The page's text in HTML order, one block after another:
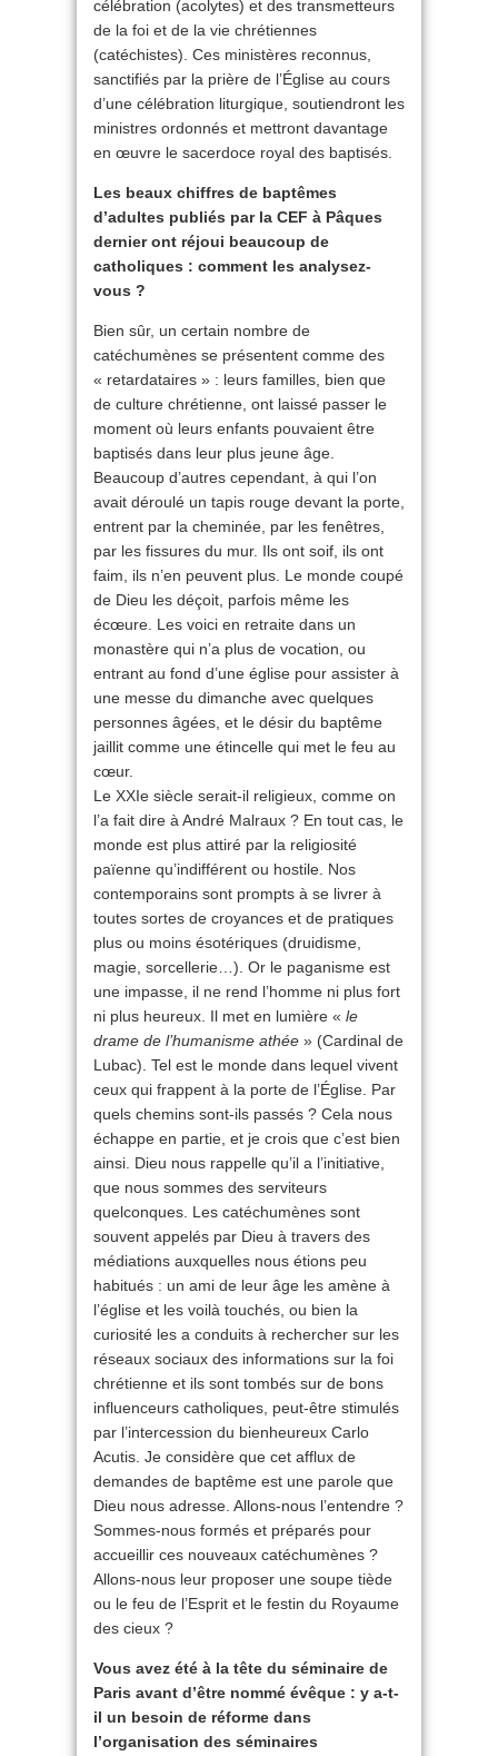
célébration (acolytes) et des transmetteurs
de la foi et de la vie chrétiennes
(catéchistes). Ces ministères reconnus,
sanctifiés par la prière de l’Église au cours
d’une célébration liturgique, soutiendront les
ministres ordonnés et mettront davantage
en œuvre le sacerdoce royal des baptisés.
Les beaux chiffres de baptêmes
d’adultes publiés par la CEF à Pâques
dernier ont réjoui beaucoup de
catholiques : comment les analysez-
vous ?
Bien sûr, un certain nombre de
catéchumènes se présentent comme des
« retardataires » : leurs familles, bien que
de culture chrétienne, ont laissé passer le
moment où leurs enfants pouvaient être
baptisés dans leur plus jeune âge.
Beaucoup d’autres cependant, à qui l’on
avait déroulé un tapis rouge devant la porte,
entrent par la cheminée, par les fenêtres,
par les fissures du mur. Ils ont soif, ils ont
faim, ils n’en peuvent plus. Le monde coupé
de Dieu les déçoit, parfois même les
écœure. Les voici en retraite dans un
monastère qui n’a plus de vocation, ou
entrant au fond d’une église pour assister à
une messe du dimanche avec quelques
personnes âgées, et le désir du baptême
jaillit comme une étincelle qui met le feu au
cœur.
Le XXIe siècle serait-il religieux, comme on
l’a fait dire à André Malraux ? En tout cas, le
monde est plus attiré par la religiosité
païenne qu’indifférent ou hostile. Nos
contemporains sont prompts à se livrer à
toutes sortes de croyances et de pratiques
plus ou moins ésotériques (druidisme,
magie, sorcellerie…). Or le paganisme est
une impasse, il ne rend l’homme ni plus fort
ni plus heureux. Il met en lumière « le
drame de l’humanisme athée » (Cardinal de
Lubac). Tel est le monde dans lequel vivent
ceux qui frappent à la porte de l’Église. Par
quels chemins sont-ils passés ? Cela nous
échappe en partie, et je crois que c’est bien
ainsi. Dieu nous rappelle qu’il a l’initiative,
que nous sommes des serviteurs
quelconques. Les catéchumènes sont
souvent appelés par Dieu à travers des
médiations auxquelles nous étions peu
habitués : un ami de leur âge les amène à
l’église et les voilà touchés, ou bien la
curiosité les a conduits à rechercher sur les
réseaux sociaux des informations sur la foi
chrétienne et ils sont tombés sur de bons
influenceurs catholiques, peut-être stimulés
par l’intercession du bienheureux Carlo
Acutis. Je considère que cet afflux de
demandes de baptême est une parole que
Dieu nous adresse. Allons-nous l’entendre ?
Sommes-nous formés et préparés pour
accueillir ces nouveaux catéchumènes ?
Allons-nous leur proposer une soupe tiède
ou le feu de l’Esprit et le festin du Royaume
des cieux ?
Vous avez été à la tête du séminaire de
Paris avant d’être nommé évêque : y a-t-
il un besoin de réforme dans
l’organisation des séminaires